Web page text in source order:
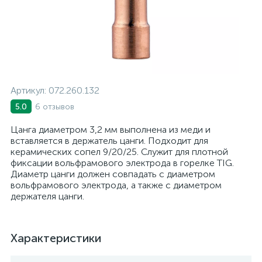
Артикул: 072.260.132
5.0 6 отзывов
Цанга диаметром 3,2 мм выполнена из меди и
вставляется в держатель цанги. Подходит для
керамических сопел 9/20/25. Служит для плотной
фиксации вольфрамового электрода в горелке TIG.
Диаметр цанги должен совпадать с диаметром
вольфрамового электрода, а также с диаметром
держателя цанги.
Характеристики